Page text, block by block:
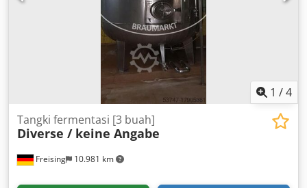
1 /4
Freising 10.981 km
Tangki fermentasi [3 buah]
Diverse / keine Angabe